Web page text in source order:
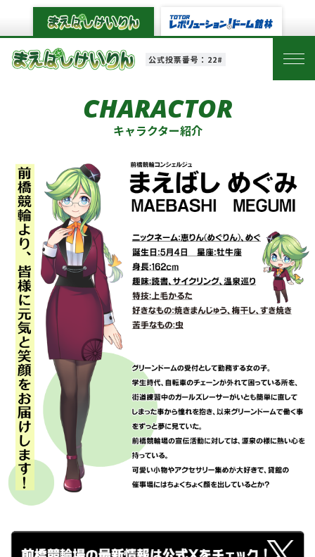
公式投票番号：22#
CHARACTOR
キャラクター紹介